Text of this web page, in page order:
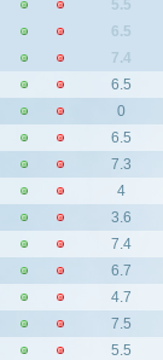
5.5
6.5
7.4
6.5
0
6.5
7.3
4
3.6
7.4
6.7
4.7
7.5
5.5